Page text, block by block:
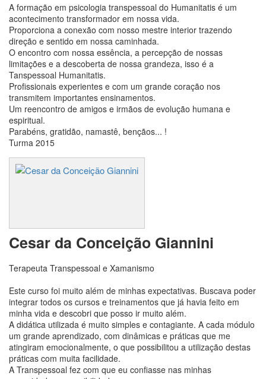
A formação em psicologia transpessoal do Humanitatis é um
acontecimento transformador em nossa vida.
Proporciona a conexão com nosso mestre interior trazendo
direção e sentido em nossa caminhada.
O encontro com nossa essência, a percepção de nossas
limitações e a descoberta de nossa grandeza, isso é a
Tanspessoal Humanitatis.
Profissionais experientes e com um grande coração nos
transmitem importantes ensinamentos.
Um reencontro de amigos e irmãos de evolução humana e
espiritual.
Parabéns, gratidão, namastê, bençãos... !
Turma 2015
Cesar da Conceição Giannini
Terapeuta Transpessoal e Xamanismo
Este curso foi muito além de minhas expectativas. Buscava poder
integrar todos os cursos e treinamentos que já havia feito em
minha vida e descobri que posso ir muito além.
A didática utilizada é muito simples e contagiante. A cada módulo
um grande aprendizado, com dinâmicas e práticas que me
atingiram emocionalmente, o que possibilitou a utilização destas
práticas com muita facilidade.
A Transpessoal fez com que eu confiasse nas minhas